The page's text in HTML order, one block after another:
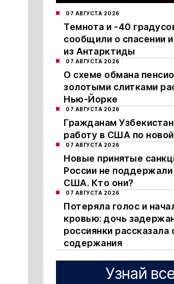
07 АВГУСТА 2026
Темнота и -40
сообщили о спасении
из Антарктиды
07 АВГУСТА 2026
О схеме обмана
золотыми слитками
Нью-Йорке
07 АВГУСТА 2026
Гражданам
работу в США по
07 АВГУСТА 2026
Новые принятые
России не поддержали
США. Кто они?
07 АВГУСТА 2026
Потеряла голос и
кровью: дочь
россиянки рассказала
содержания
Узнай